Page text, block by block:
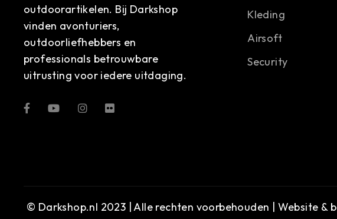
outdoorartikelen. Bij Darkshop
vinden avonturiers,
outdoorliefhebbers en
professionals betrouwbare
uitrusting voor iedere uitdaging.
Kleding
Airsoft
Security
© Darkshop.nl 2023 | Alle rechten voorbehouden | Website &